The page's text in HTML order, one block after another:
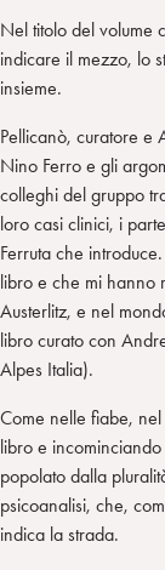
r
Nel titolo del volume
indicare il mezzo, lo
insieme.
Pellicanò, curatore e
Nino Ferro e gli
colleghi del gruppo
loro casi clinici, i
Ferruta che
libro e che mi hanno
Austerlitz, e nel
libro curato con
Alpes Italia).
Come nelle fiabe,
libro e
popolato dalla
psicoanalisi, che,
indica la strada.